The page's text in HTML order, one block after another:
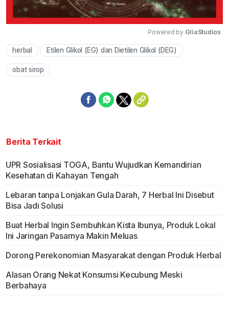
Powered by GliaStudios
herbal Etilen Glikol (EG) dan Dietilen Glikol (DEG)
obat sirop
Berita Terkait
UPR Sosialisasi TOGA, Bantu Wujudkan Kemandirian
Kesehatan di Kahayan Tengah
Lebaran tanpa Lonjakan Gula Darah, 7 Herbal Ini Disebut
Bisa Jadi Solusi
Buat Herbal Ingin Sembuhkan Kista Ibunya, Produk Lokal
Ini Jaringan Pasarnya Makin Meluas
Dorong Perekonomian Masyarakat dengan Produk Herbal
Alasan Orang Nekat Konsumsi Kecubung Meski
Berbahaya